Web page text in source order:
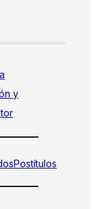
y
Postítulos